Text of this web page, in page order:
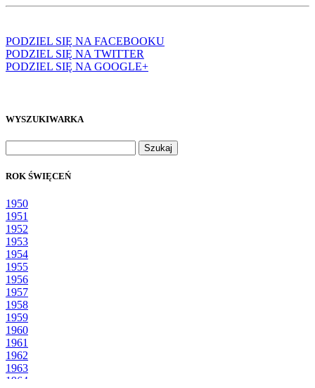
PODZIEL SIĘ NA FACEBOOKU
PODZIEL SIĘ NA TWITTER
PODZIEL SIĘ NA GOOGLE+
WYSZUKIWARKA
ROK ŚWIĘCEŃ
1950
1951
1952
1953
1954
1955
1956
1957
1958
1959
1960
1961
1962
1963
1964